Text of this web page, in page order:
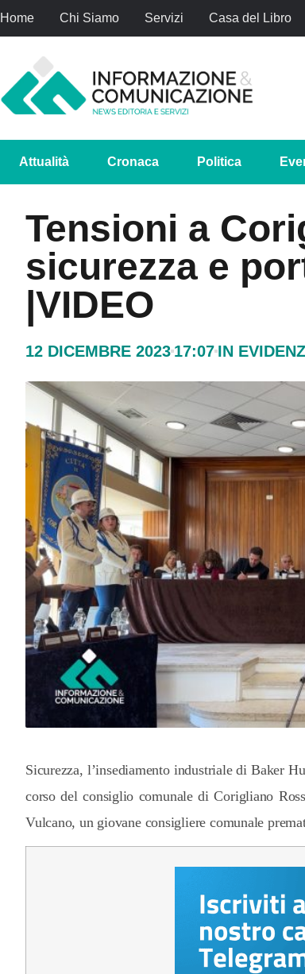
Home Chi Siamo Servizi Casa del Libro
Attualità Cronaca Politica
Tensioni a
sicurezza e
|VIDEO
12 DICEMBRE 2023 17:07 IN
Sicurezza, l’insediamento industriale di Baker
corso del consiglio comunale di Corigliano
Vulcano, un giovane consigliere comunale